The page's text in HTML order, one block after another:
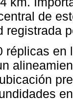
de
registrada
réplicas